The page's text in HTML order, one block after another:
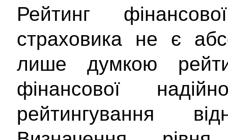
Рейтинг
страховика не є
лише думкою
фінансової
рейтингування